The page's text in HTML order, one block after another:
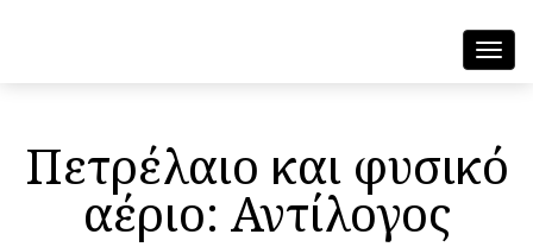
Πετρέλαιο και φυσικό
αέριο: Αντίλογος